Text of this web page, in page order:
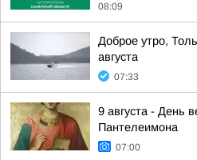
08:09
Доброе утро,
августа
07:33
9 августа - День
Пантелеимона
07:00